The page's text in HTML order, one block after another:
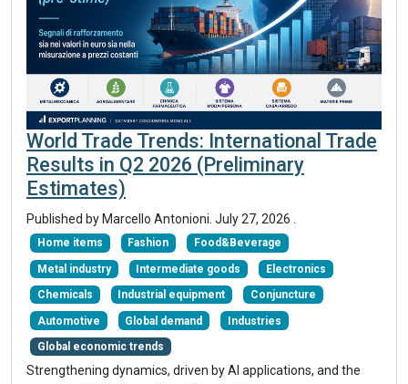
World Trade Trends: International Trade
Results in Q2 2026 (Preliminary
Estimates)
Published by Marcello Antonioni. July 27, 2026 .
Home items Fashion Food&Beverage
Metal industry Intermediate goods Electronics
Chemicals Industrial equipment Conjuncture
Automotive Global demand Industries
Global economic trends
Strengthening dynamics, driven by AI applications, and the